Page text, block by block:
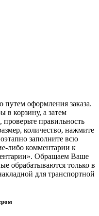
путем оформления заказа.
в корзину, а затем
правильность
количество, нажмите
заполните всю
либо комментарии к
Обращаем Ваше
обрабатываются только в
для транспортной